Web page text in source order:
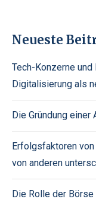
Neueste
Tech-Konzerne
Digitalisierung als
Die Gründung
Erfolgsfaktoren
von anderen
Die Rolle der